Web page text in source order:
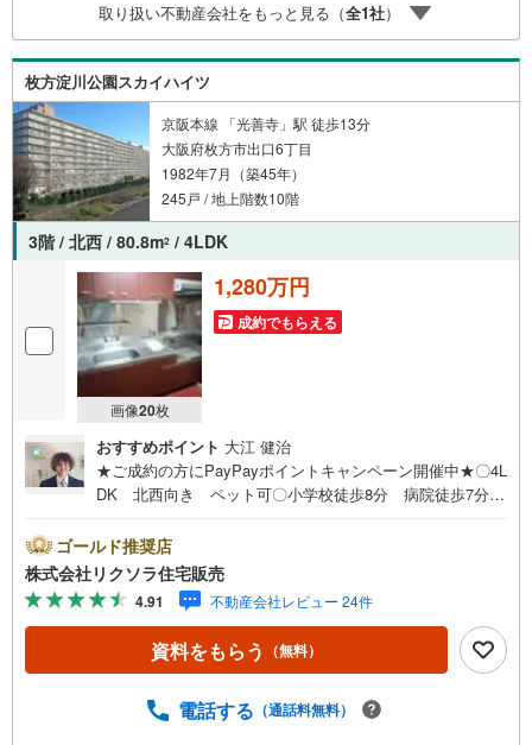
宅ローン商品のご提案〇住宅ローンの金利や優遇率、審査
基準などを詳しくご説明〇住宅ローンとリフォームローン
の一体型商品もご提案〇仕事や収入・現在過去の借入によ
る住宅ローンへの問題解決是非ともお問合せ下さい
取り扱い不動産会社をもっと見る（全1社）
枚方淀川公園スカイハイツ
京阪本線 「光善寺」駅 徒歩13分
大阪府枚方市出口6丁目
1982年7月（築45年）
245戸 / 地上階数10階
3階 / 北西 / 80.8m2 / 4LDK
画像20枚
1,280万円
成約でもらえる
おすすめポイント 大江 健治
★ご成約の方にPayPayポイントキャンペーン開催中★〇4L
DK 北西向き ペット可〇小学校徒歩8分 病院徒歩7分
間 9:30～20:00 ■即日案内可能！※当日・翌日のご案内は
お電話でのお問合せがスムーズ■定休日 毎週水曜日◇弊社
ホームページよりLINEでのお問合せも好評！◇不動産情報
サイト未掲載物件、弊社ホームページに多数掲載！◇学校
区物件検索も充実！ご希望の学校区での物件探しに便利！
「リクソラ住宅販売」で検索！是非ご覧ください他の気に
ご案内可能リフォームやリノベーションの事もあわせてご
ゴールド推奨店
株式会社リクソラ住宅販売
4.91 不動産会社レビュー 24件
資料をもらう （無料）
電話する （通話料無料）